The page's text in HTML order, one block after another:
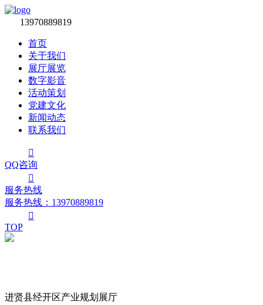
13970889819
首页
关于我们
展厅展览
数字影音
活动策划
党建文化
新闻动态
联系我们

QQ咨询

服务热线
服务热线：‭13970889819

TOP
进贤县经开区产业规划展厅